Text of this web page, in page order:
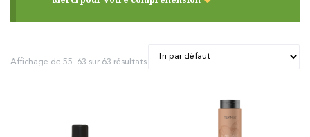
Affichage de 55–63 sur 63 résultats